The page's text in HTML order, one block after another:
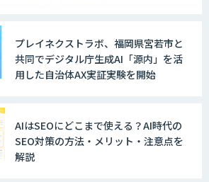
LINE WORKS AiNote
Explaza 生成AI Partner｜AIエージェン
GENIEE SFA/CRM
プレイネクストラボ、福岡県宮若市と
共同でデジタル庁生成AI「源内」を活
用した自治体AX実証実験を開始
AIはSEOにどこまで使える？AI時代の
SEO対策の方法・メリット・注意点を
解説